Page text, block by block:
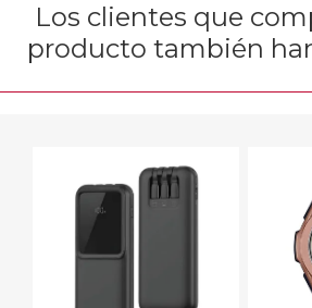
Los clientes que
producto también